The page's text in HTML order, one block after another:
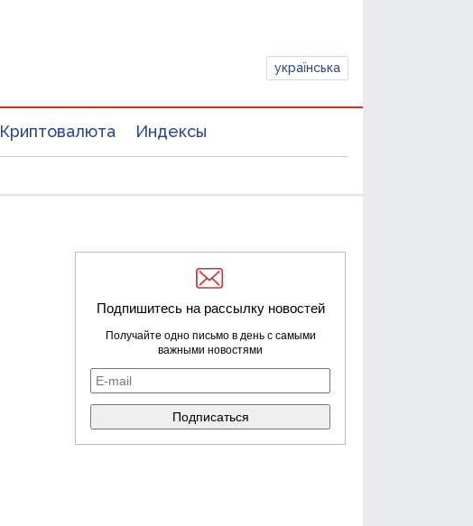
українська
Криптовалюта Индексы
Подпишитесь на рассылку новостей
Получайте одно письмо в день с самыми
важными новостями